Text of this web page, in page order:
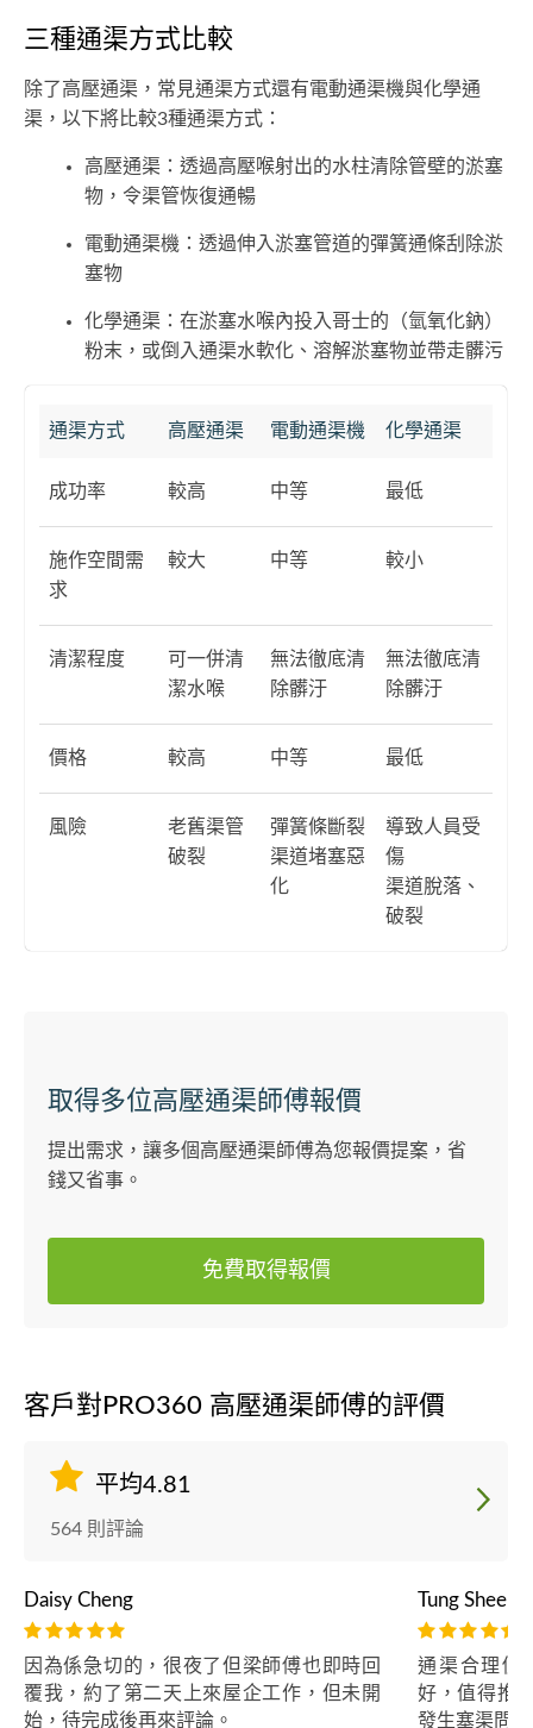
三種通渠方式比較
除了高壓通渠，常見通渠方式還有電動通渠機與化學通
渠，以下將比較3種通渠方式：
高壓通渠：透過高壓喉射出的水柱清除管壁的淤塞
物，令渠管恢復通暢
電動通渠機：透過伸入淤塞管道的彈簧通條刮除淤
塞物
化學通渠：在淤塞水喉內投入哥士的（氫氧化鈉）
粉末，或倒入通渠水軟化、溶解淤塞物並帶走髒污
通渠方式 高壓通渠 電動通渠機 化學通渠
成功率 較高 中等 最低
施作空間需
求
較大 中等 較小
清潔程度
可一併清
潔水喉
無法徹底清
除髒汙
無法徹底清
除髒汙
價格 較高 中等 最低
風險
老舊渠管
破裂
彈簧條斷裂
渠道堵塞惡
化
導致人員受
傷
渠道脫落、
破裂
取得多位高壓通渠師傅報價
提出需求，讓多個高壓通渠師傅為您報價提案，省
錢又省事。
免費取得報價
客戶對PRO360 高壓通渠師傅的評價
平均4.81
564 則評論
Daisy Cheng
因為係急切的，很夜了但梁師傅也即時回
覆我，約了第二天上來屋企工作，但未開
始，待完成後再來評論。
Tung Sheer
通渠合理價
好，值得推
發生塞渠問